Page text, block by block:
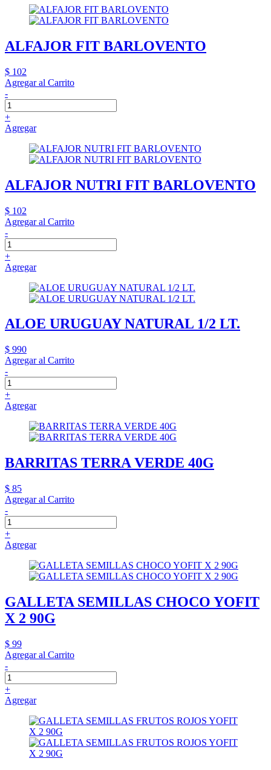
ALFAJOR FIT BARLOVENTO
$ 102
Agregar al Carrito
-
+
Agregar
ALFAJOR NUTRI FIT BARLOVENTO
$ 102
Agregar al Carrito
-
+
Agregar
ALOE URUGUAY NATURAL 1/2 LT.
$ 990
Agregar al Carrito
-
+
Agregar
BARRITAS TERRA VERDE 40G
$ 85
Agregar al Carrito
-
+
Agregar
GALLETA SEMILLAS CHOCO YOFIT
X 2 90G
$ 99
Agregar al Carrito
-
+
Agregar